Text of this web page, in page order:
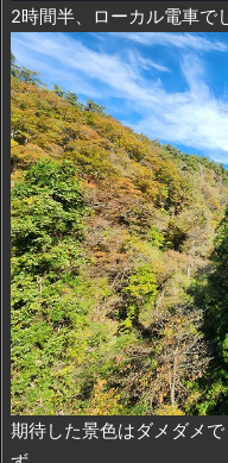
2時間半、ローカル電車で
期待した景色はダメダメ